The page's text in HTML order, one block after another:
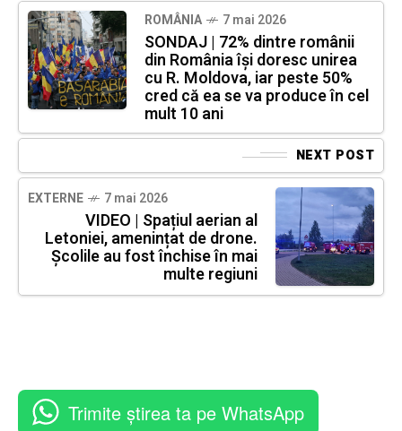
ROMÂNIA 7 mai 2026
SONDAJ | 72% dintre românii
din România își doresc unirea
cu R. Moldova, iar peste 50%
cred că ea se va produce în cel
mult 10 ani
NEXT POST
EXTERNE 7 mai 2026
VIDEO | Spațiul aerian al
Letoniei, amenințat de drone.
Școlile au fost închise în mai
multe regiuni
Trimite știrea ta pe WhatsApp